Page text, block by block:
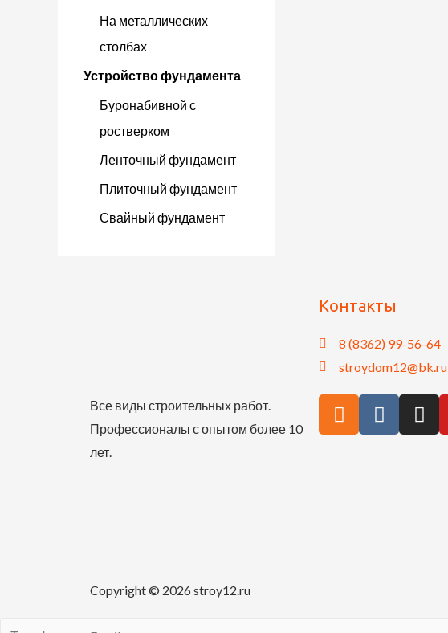
На металлических
столбах
Устройство фундамента
Буронабивной с
ростверком
Ленточный фундамент
Плиточный фундамент
Свайный фундамент
Все виды строительных работ.
Профессионалы с опытом более 10
лет.
Контакты
8 (8362) 99-56-64
stroydom12@bk.ru
Copyright © 2026 stroy12.ru